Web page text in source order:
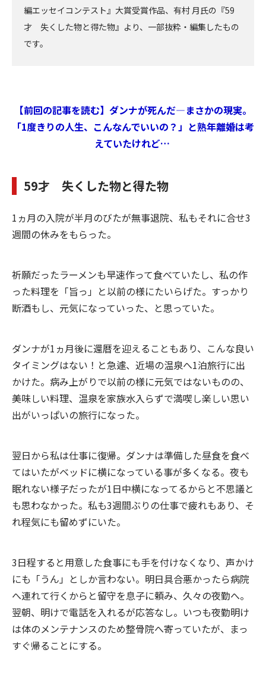
編エッセイコンテスト』大賞受賞作品、有村 月氏の『59
才 失くした物と得た物』より、一部抜粋・編集したもの
です。
【前回の記事を読む】ダンナが死んだ―まさかの現実。
「1度きりの人生、こんなんでいいの？」と熟年離婚は考
えていたけれど…
59才 失くした物と得た物
1ヵ月の入院が半月のびたが無事退院、私もそれに合せ3
週間の休みをもらった。
祈願だったラーメンも早速作って食べていたし、私の作
った料理を「旨っ」と以前の様にたいらげた。すっかり
断酒もし、元気になっていった、と思っていた。
ダンナが1ヵ月後に還暦を迎えることもあり、こんな良い
タイミングはない！と急遽、近場の温泉へ1泊旅行に出
かけた。病み上がりで以前の様に元気ではないものの、
美味しい料理、温泉を家族水入らずで満喫し楽しい思い
出がいっぱいの旅行になった。
翌日から私は仕事に復帰。ダンナは準備した昼食を食べ
てはいたがベッドに横になっている事が多くなる。夜も
眠れない様子だったが1日中横になってるからと不思議と
も思わなかった。私も3週間ぶりの仕事で疲れもあり、そ
れ程気にも留めずにいた。
3日程すると用意した食事にも手を付けなくなり、声かけ
にも「うん」としか言わない。明日具合悪かったら病院
へ連れて行くからと留守を息子に頼み、久々の夜勤へ。
翌朝、明けで電話を入れるが応答なし。いつも夜勤明け
は体のメンテナンスのため整骨院へ寄っていたが、まっ
すぐ帰ることにする。